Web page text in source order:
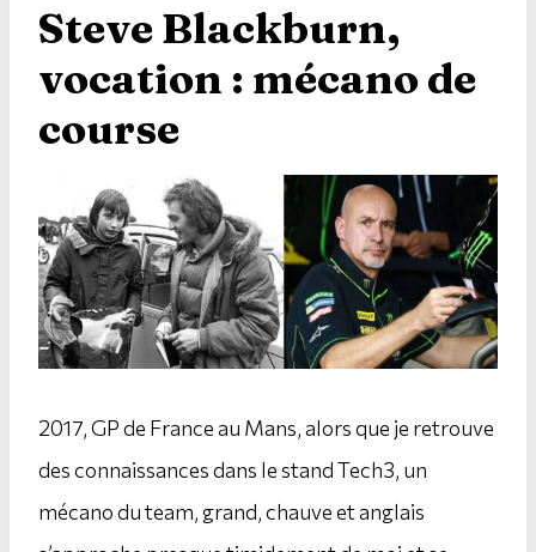
Steve Blackburn,
vocation : mécano de
course
2017, GP de France au Mans, alors que je retrouve
des connaissances dans le stand Tech3, un
mécano du team, grand, chauve et anglais